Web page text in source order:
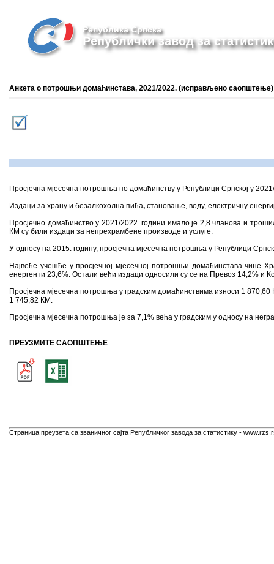
Република Српска
Републички завод за
Анкета о потрошњи домаћинстава, 2021/2022. (исправљено саопштење)
Просјечна мјесечна потрошња по домаћинству у Републици Српској у
Издаци за храну и безалкохолна пића, становање, воду, електричну
Просјечно домаћинство у 2021/2022. години имало је 2,8 чланова и
КМ су били издаци за непрехрамбене производе и услуге.
У односу на 2015. годину, просјечна мјесечна потрошња у Републици
Највеће учешће у просјечној мјесечној потрошњи домаћинстава чине
енергенти 23,6%. Остали већи издаци односили су се на Превоз 14,2% и
Просјечна мјесечна потрошња у градским домаћинствима износи 1
1 745,82 КМ.
Просјечна мјесечна потрошња је за 7,1% већа у градским у односу на
ПРЕУЗМИТЕ САОПШТЕЊЕ
Страница преузета са званичног сајта Републичког завода за статистику -